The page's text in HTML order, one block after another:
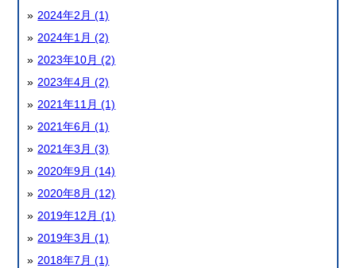
2024年2月 (1)
2024年1月 (2)
2023年10月 (2)
2023年4月 (2)
2021年11月 (1)
2021年6月 (1)
2021年3月 (3)
2020年9月 (14)
2020年8月 (12)
2019年12月 (1)
2019年3月 (1)
2018年7月 (1)